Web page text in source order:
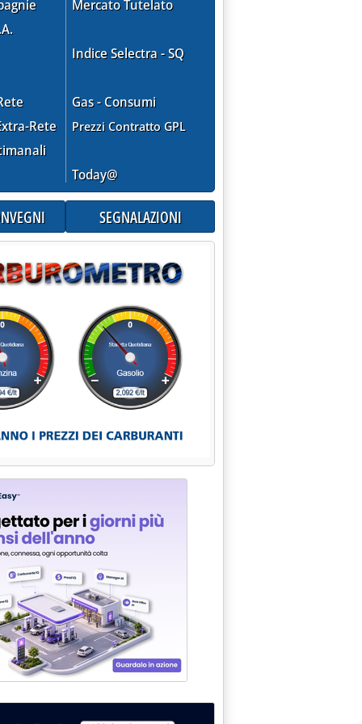
Rete
Mercato Tutelato
Indice Selectra - SQ
Gas - Consumi
Prezzi Contratto GPL
Today@
SEGNALAZIONI